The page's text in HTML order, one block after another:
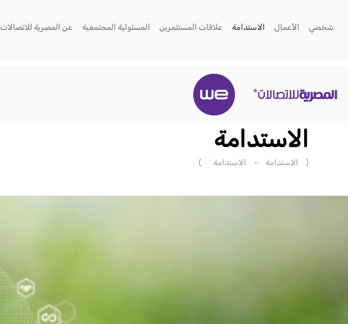
شخصي
الأعمال الاستدامة
(current) علاقات المستثمرين
(current) المسئولية المجتمعية
(current) عن المصرية للاتصالات
الاستدامة
( الاستدامة - الاستدامة )